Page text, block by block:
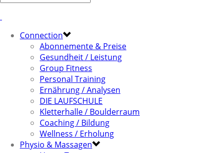
Connection
Abonnemente & Preise
Gesundheit / Leistung
Group Fitness
Personal Training
Ernährung / Analysen
DIE LAUFSCHULE
Kletterhalle / Boulderraum
Coaching / Bildung
Wellness / Erholung
Physio & Massagen